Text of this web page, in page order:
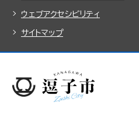
ウェブアクセシビリティ
サイトマップ